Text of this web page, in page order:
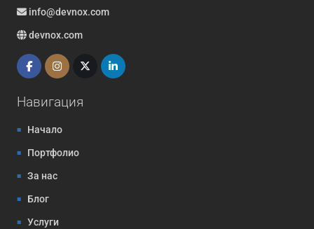
info@devnox.com
devnox.com
Навигация
Начало
Портфолио
За нас
Блог
Услуги